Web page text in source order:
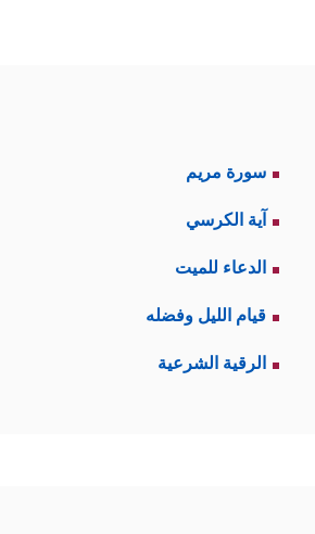
سورة مريم
آية الكرسي
الدعاء للميت
قيام الليل وفضله
الرقية الشرعية